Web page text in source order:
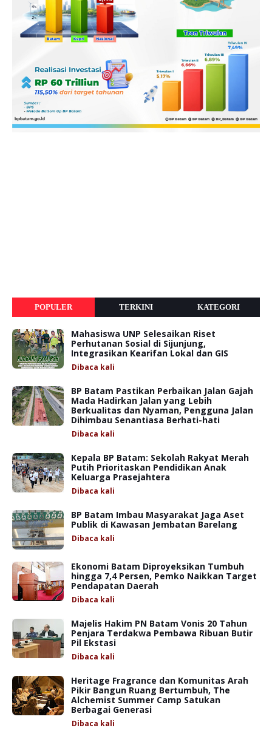
POPULER TERKINI KATEGORI
Mahasiswa UNP Selesaikan Riset
Perhutanan Sosial di Sijunjung,
Integrasikan Kearifan Lokal dan GIS
Dibaca kali
BP Batam Pastikan Perbaikan Jalan Gajah
Mada Hadirkan Jalan yang Lebih
Berkualitas dan Nyaman, Pengguna Jalan
Dihimbau Senantiasa Berhati-hati
Dibaca kali
Kepala BP Batam: Sekolah Rakyat Merah
Putih Prioritaskan Pendidikan Anak
Keluarga Prasejahtera
Dibaca kali
BP Batam Imbau Masyarakat Jaga Aset
Publik di Kawasan Jembatan Barelang
Dibaca kali
Ekonomi Batam Diproyeksikan Tumbuh
hingga 7,4 Persen, Pemko Naikkan Target
Pendapatan Daerah
Dibaca kali
Majelis Hakim PN Batam Vonis 20 Tahun
Penjara Terdakwa Pembawa Ribuan Butir
Pil Ekstasi
Dibaca kali
Heritage Fragrance dan Komunitas Arah
Pikir Bangun Ruang Bertumbuh, The
Alchemist Summer Camp Satukan
Berbagai Generasi
Dibaca kali